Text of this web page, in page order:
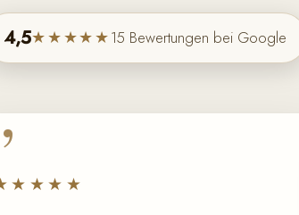
4,5★★★★★15 Bewertungen bei Google